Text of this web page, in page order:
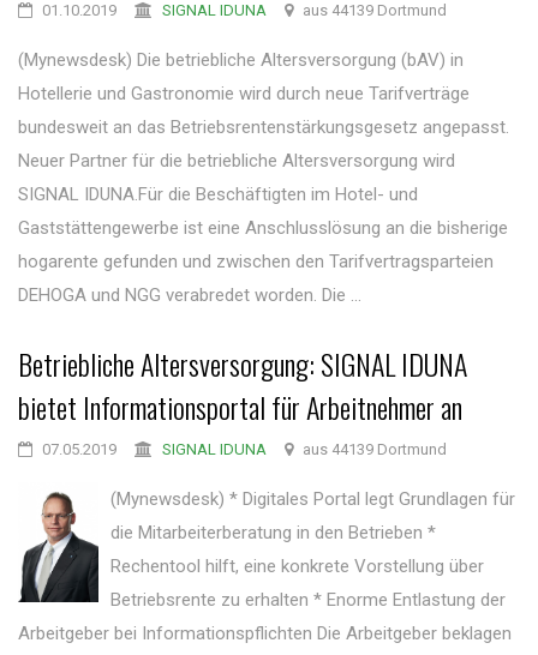
01.10.2019 SIGNAL IDUNA aus 44139 Dortmund
(Mynewsdesk) Die betriebliche Altersversorgung (bAV) in
Hotellerie und Gastronomie wird durch neue Tarifverträge
bundesweit an das Betriebsrentenstärkungsgesetz angepasst.
Neuer Partner für die betriebliche Altersversorgung wird
SIGNAL IDUNA.Für die Beschäftigten im Hotel- und
Gaststättengewerbe ist eine Anschlusslösung an die bisherige
hogarente gefunden und zwischen den Tarifvertragsparteien
DEHOGA und NGG verabredet worden. Die ...
Betriebliche Altersversorgung: SIGNAL IDUNA
bietet Informationsportal für Arbeitnehmer an
07.05.2019 SIGNAL IDUNA aus 44139 Dortmund
(Mynewsdesk) * Digitales Portal legt Grundlagen für
die Mitarbeiterberatung in den Betrieben *
Rechentool hilft, eine konkrete Vorstellung über
Betriebsrente zu erhalten * Enorme Entlastung der
Arbeitgeber bei Informationspflichten Die Arbeitgeber beklagen